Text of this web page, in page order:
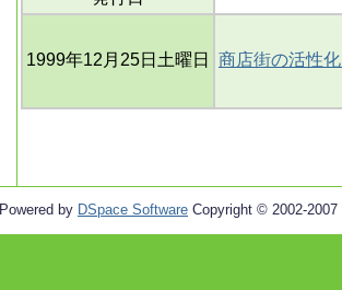
1999年12月25日土曜日 商店街の活性
Powered by DSpace Software Copyright © 2002-2007